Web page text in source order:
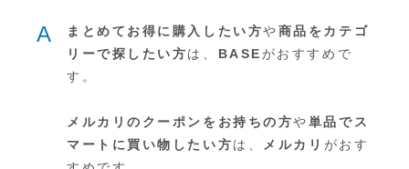
A まとめてお得に購入したい方や商品をカテゴ
リーで探したい方は、 BASE がおすすめで
す。
メルカリのクーポンをお持ちの方や単品でス
マートに買い物したい方は、 メルカリ がおす